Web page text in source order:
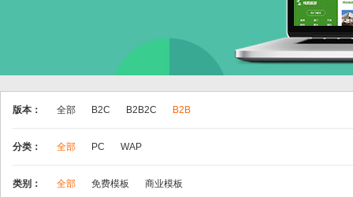
版本： 全部 B2C B2B2C B2B
分类： 全部 PC WAP
类别： 全部 免费模板 商业模板